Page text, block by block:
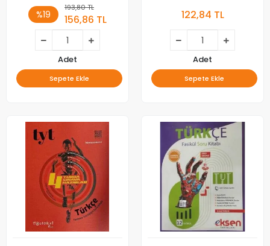
%19
193,80 TL
156,86 TL
Adet
Sepete Ekle
122,84 TL
Adet
Sepete Ekle